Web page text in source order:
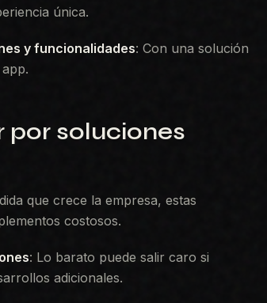
única.
y funcionalidades: Con una solución
por soluciones
que crece la empresa, estas
costosos.
: Lo barato puede salir caro si
adicionales.